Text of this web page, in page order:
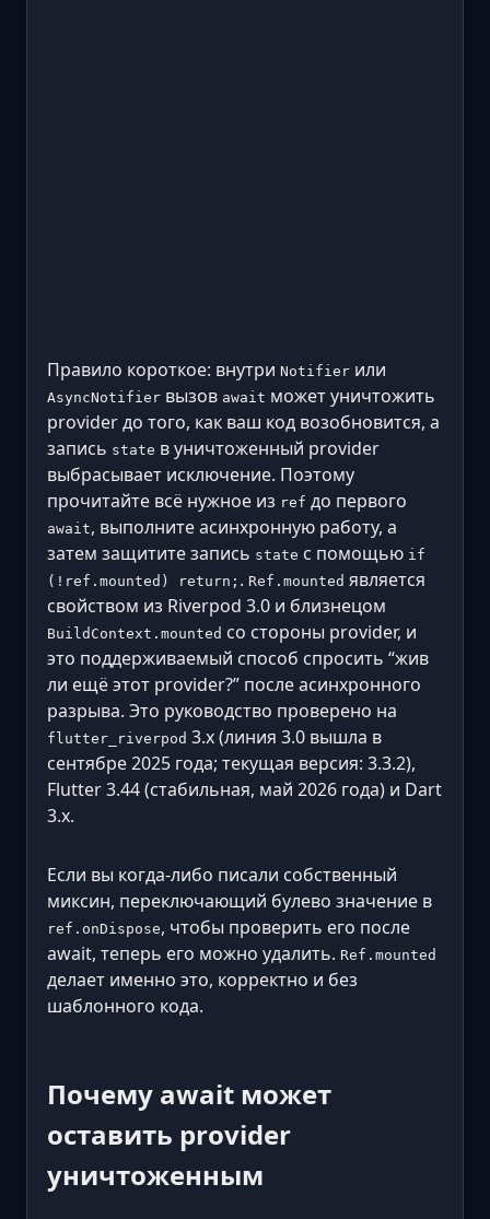
Правило короткое: внутри Notifier или
AsyncNotifier вызов await может уничтожить
provider до того, как ваш код возобновится, а
запись state в уничтоженный provider
выбрасывает исключение. Поэтому
прочитайте всё нужное из ref до первого
await, выполните асинхронную работу, а
затем защитите запись state с помощью if
(!ref.mounted) return; . Ref.mounted является
свойством из Riverpod 3.0 и близнецом
BuildContext.mounted со стороны provider, и
это поддерживаемый способ спросить “жив
ли ещё этот provider?” после асинхронного
разрыва. Это руководство проверено на
flutter_riverpod 3.x (линия 3.0 вышла в
сентябре 2025 года; текущая версия: 3.3.2),
Flutter 3.44 (стабильная, май 2026 года) и Dart
3.x.
Если вы когда-либо писали собственный
миксин, переключающий булево значение в
ref.onDispose, чтобы проверить его после
await, теперь его можно удалить. Ref.mounted
делает именно это, корректно и без
шаблонного кода.
Почему await может
оставить provider
уничтоженным